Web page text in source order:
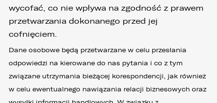
wycofać, co nie wpływa na zgodność z prawem
przetwarzania dokonanego przed jej
cofnięciem.
Dane osobowe będą przetwarzane w celu przesłania
odpowiedzi na kierowane do nas pytania i co z tym
związane utrzymania bieżącej korespondencji, jak również
w celu ewentualnego nawiązania relacji biznesowych oraz